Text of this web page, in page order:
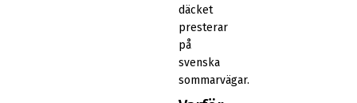
däcket
presterar
på
svenska
sommarvägar.